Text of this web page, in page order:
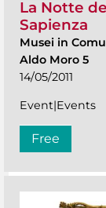
La Notte
Sapienza
Musei in
Aldo Moro 5
14/05/2011
Event|Events
Free